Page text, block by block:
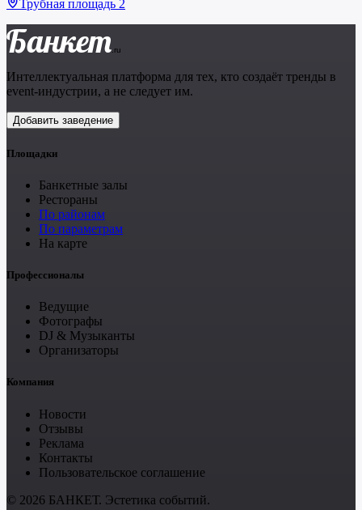
Трубная площадь 2
Банкет.ru
Интеллектуальная платформа для тех, кто создаёт тренды в
event-индустрии, а не следует им.
Добавить заведение
Площадки
Банкетные залы
Рестораны
По районам
По параметрам
На карте
Профессионалы
Ведущие
Фотографы
DJ & Музыканты
Организаторы
Компания
Новости
Отзывы
Реклама
Контакты
Пользовательское соглашение
© 2026 БАНКЕТ. Эстетика событий.